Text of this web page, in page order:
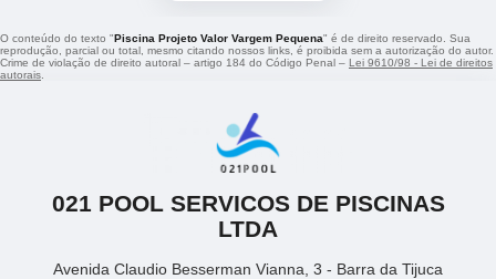
O conteúdo do texto "Piscina Projeto Valor Vargem Pequena" é de direito reservado. Sua
reprodução, parcial ou total, mesmo citando nossos links, é proibida sem a autorização do autor.
Crime de violação de direito autoral – artigo 184 do Código Penal – Lei 9610/98 - Lei de direitos
autorais.
021 POOL SERVICOS DE PISCINAS
LTDA
Avenida Claudio Besserman Vianna, 3 - Barra da Tijuca